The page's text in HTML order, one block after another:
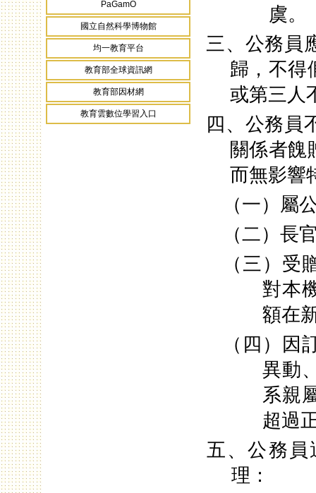
PaGamO
國立自然科學博物館
均一教育平台
教育部全球資訊網
教育部因材網
教育雲數位學習入口
虞。
三、公務員
歸，不得
或第三人
四、公務員
關係者餽
而無影響
（一）屬
（二）長
（三）受
對本
額在
（四）因
異動
系親
超過
五、公務員
理：